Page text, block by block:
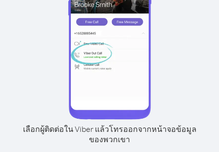
เลือกผู้ติดต่อใน Viber แล้วโทรออกจากหน้าจอข้อมูล
ของพวกเขา